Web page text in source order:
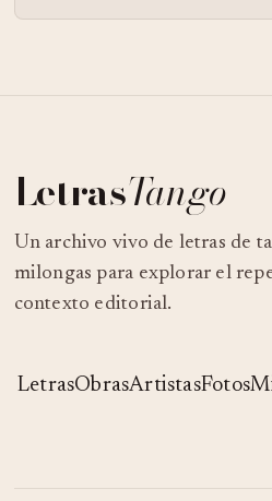
LetrasTango
Un archivo vivo de letras de
milongas para explorar el
contexto editorial.
LetrasObrasArtistasFotos